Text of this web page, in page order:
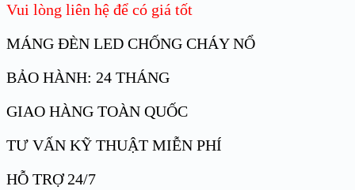
Vui lòng liên hệ để có giá tốt
MÁNG ĐÈN LED CHỐNG CHÁY NỔ
BẢO HÀNH: 24 THÁNG
GIAO HÀNG TOÀN QUỐC
TƯ VẤN KỸ THUẬT MIỄN PHÍ
HỖ TRỢ 24/7